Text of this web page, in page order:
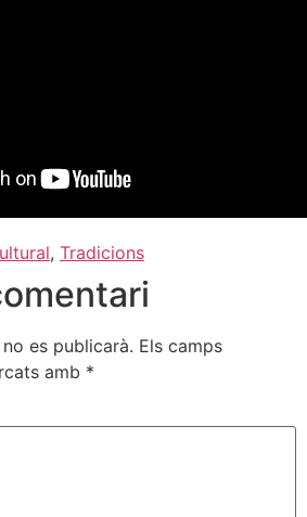
, Tradicions
es publicarà. Els camps
amb *